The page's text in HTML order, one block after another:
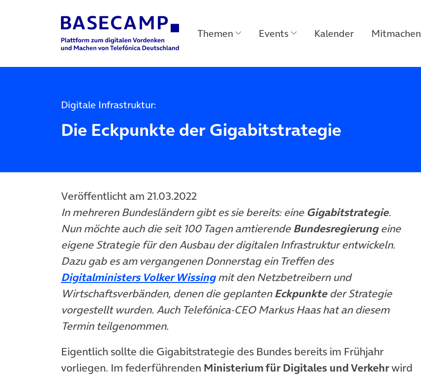
Main Navigation Themen Events Kalender Mitmachen
Digitale Infrastruktur:
Die Eckpunkte der Gigabitstrategie
Veröffentlicht am 21.03.2022
In mehreren Bundesländern gibt es sie bereits: eine Gigabitstrategie.
Nun möchte auch die seit 100 Tagen amtierendeBundesregierungeine
eigene Strategie für den Ausbau der digitalen Infrastruktur entwickeln.
Dazu gab es am vergangenen Donnerstag ein Treffen des
Digitalministers Volker Wissing(öffnet in neuem Tab)
mit den Netzbetreibern und
Wirtschaftsverbänden, denen die geplantenEckpunkteder Strategie
vorgestellt wurden. Auch Telefónica-CEO Markus Haas hat an diesem
Termin teilgenommen.
Eigentlich sollte die Gigabitstrategie des Bundes bereits im Frühjahr
vorliegen. Im federführenden Ministerium für Digitales und Verkehrwird